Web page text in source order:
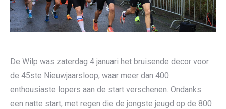
De Wilp was zaterdag 4 januari het bruisende decor voor
de 45ste Nieuwjaarsloop, waar meer dan 400
enthousiaste lopers aan de start verschenen. Ondanks
een natte start, met regen die de jongste jeugd op de 800